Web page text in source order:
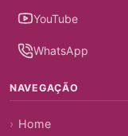
YouTube
WhatsApp
NAVEGAÇÃO
Home